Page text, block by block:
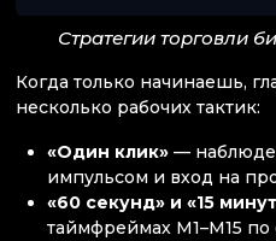
Стратегии торговли
Когда только начинаешь,
несколько рабочих тактик:
«Один клик» —
импульсом и вход на
«60 секунд» и «15
таймфреймах M1–M15